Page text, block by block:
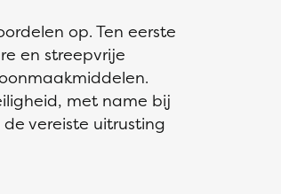
op. Ten eerste
en streepvrije
met name bij
vereiste uitrusting